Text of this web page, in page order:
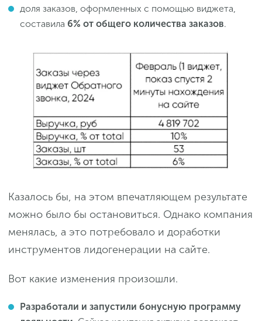
доля заказов, оформленных с помощью виджета,
составила 6% от общего количества заказов.
Казалось бы, на этом впечатляющем результате
можно было бы остановиться. Однако компания
менялась, а это потребовало и доработки
инструментов лидогенерации на сайте.
Вот какие изменения произошли.
Разработали и запустили бонусную программу